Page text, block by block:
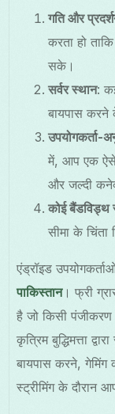
गति और
करता हो
सके।
सर्वर स्थान:
बायपास करने
में, आप एक ऐसे
और जल्दी
कोई बैंडविड्थ
सीमा के चिंता
एंड्रॉइड
पाकिस्तान। फ्री
है जो किसी
कृत्रिम बुद्धिमत्ता
बायपास करने, गेमिंग
स्ट्रीमिंग के दौरान